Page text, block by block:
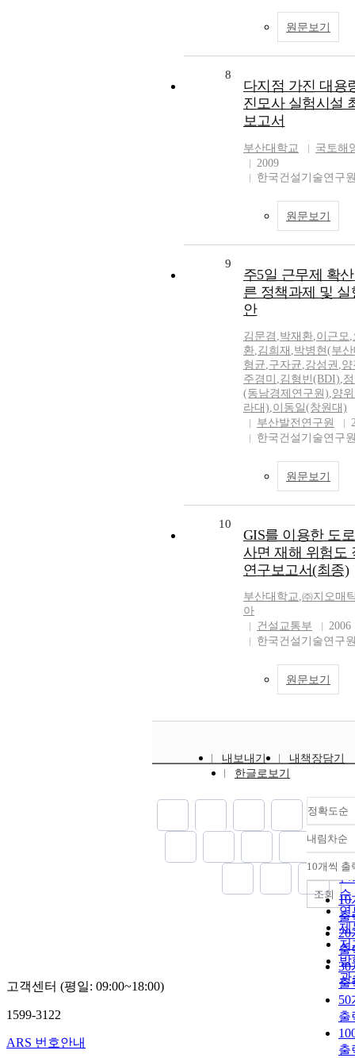
원문보기
8
다지점 가진 대용
진모사 실험시설
보고서
부산대학교
국토해
2009
한국건설기술연구
원문보기
9
주5일 근무제 확
른 정책과제 및 실
안
김문겸 ,박재환,이근모,
환,김희재 ,박병현(부
형균,구자균,강성권 ,
주경미 ,김형빈(BDI),
(동남경제연구원),양
라대),이동일(창원대)
부산발전연구원
한국건설기술연구
원문보기
10
GIS를 이용한 도
사면 재해 위험도
연구보고서(최종)
부산대학교,㈜지오매
아
건설교통부
2006
한국건설기술연구
원문보기
내보내기
내책장담기
한글로보기
정확도순
정
순
인
순
연
제
저
발
관
내림차순
10개씩 출
10
출
20
출
30
출
50
출
출
조회
고객센터 (평일: 09:00~18:00)
1599-3122
ARS 번호안내